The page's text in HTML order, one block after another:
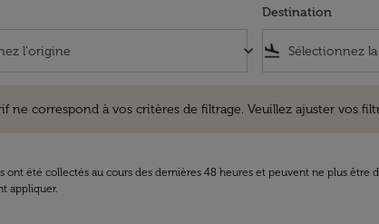
keyboard_arrow_down
Destination
flight_land
ne correspond à vos critères de filtrage. Veuillez ajuster vos
ont été collectés au cours des dernières 48 heures et peuvent ne plus
appliquer.